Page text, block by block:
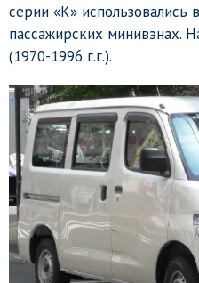
серии «K» использовались
пассажирских минивэнах.
(1970-1996 г.г.).